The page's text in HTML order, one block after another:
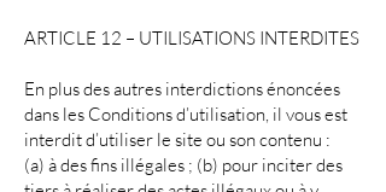
ARTICLE 12 – UTILISATIONS INTERDITES
En plus des autres interdictions énoncées
dans les Conditions d’utilisation, il vous est
interdit d’utiliser le site ou son contenu :
(a) à des fins illégales ; (b) pour inciter des